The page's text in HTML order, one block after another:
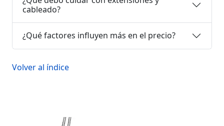
cableado?
¿Qué factores influyen más en el precio?
Volver al índice